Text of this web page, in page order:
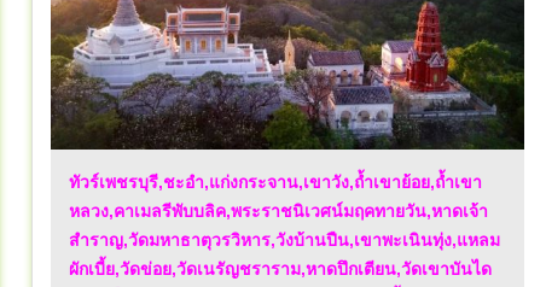
ทัวร์เพชรบุรี,ชะอำ,แก่งกระจาน,เขาวัง,ถ้ำเขาย้อย,ถ้ำเขา
หลวง,คาเมลรีพับบลิค,พระราชนิเวศน์มฤคทายวัน,หาดเจ้า
สำราญ,วัดมหาธาตุวรวิหาร,วังบ้านปืน,เขาพะเนินทุ่ง,แหลม
ผักเบี้ย,วัดข่อย,วัดเนรัญชราราม,หาดปึกเตียน,วัดเขาบันได